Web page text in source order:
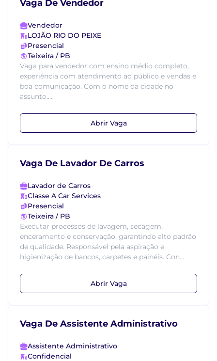
Vaga De Vendedor
Vendedor
LOJÃO RIO DO PEIXE
Presencial
Teixeira / PB
Vaga para vendedor com ensino médio completo,
experiência com atendimento ao público e vendas e
boa comunicação. Com o nome da cidade no
assunto....
Abrir Vaga
Vaga De Lavador De Carros
Lavador de Carros
Classe A Car Services
Presencial
Teixeira / PB
Executar processos de lavagem, secagem,
enceramento e conservação, garantindo alto padrão
de qualidade. Responsável pela aspiração e
higienização de bancos, carpetes e painéis. Con...
Abrir Vaga
Vaga De Assistente Administrativo
Assistente Administrativo
Confidencial